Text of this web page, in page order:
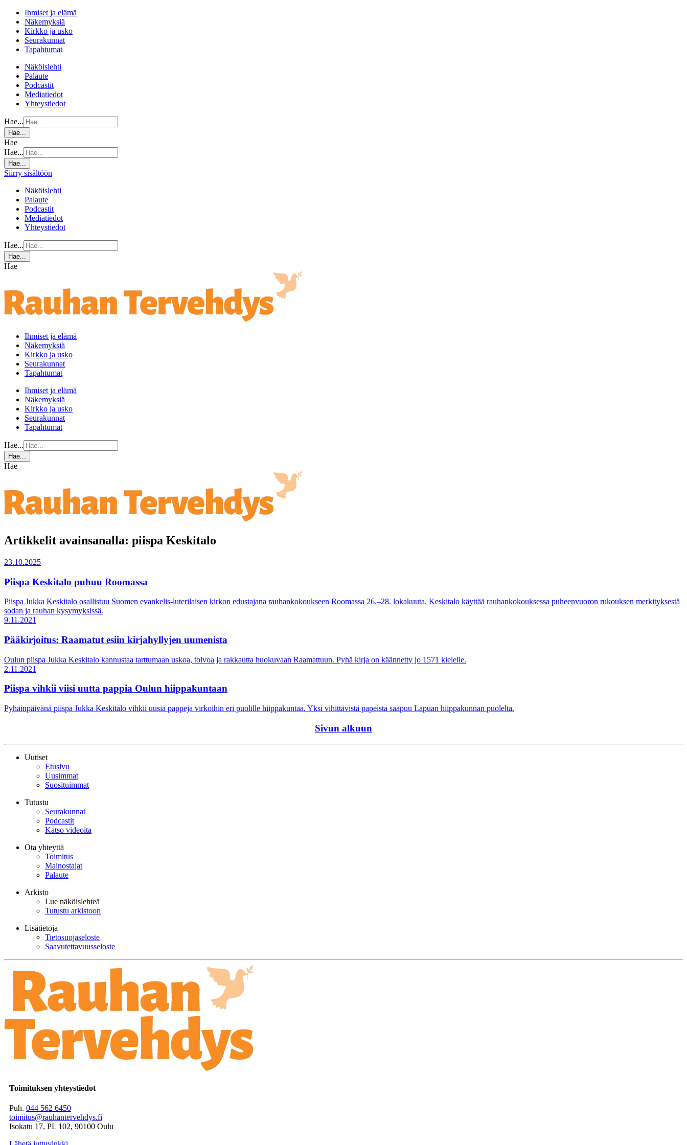
Ihmiset ja elämä
Näkemyksiä
Kirkko ja usko
Seurakunnat
Tapahtumat
Näköislehti
Palaute
Podcastit
Mediatiedot
Yhteystiedot
Hae...
Hae...
Hae
Hae...
Hae...
Siirry sisältöön
Näköislehti
Palaute
Podcastit
Mediatiedot
Yhteystiedot
Hae...
Hae...
Hae
Ihmiset ja elämä
Näkemyksiä
Kirkko ja usko
Seurakunnat
Tapahtumat
Ihmiset ja elämä
Näkemyksiä
Kirkko ja usko
Seurakunnat
Tapahtumat
Hae...
Hae...
Hae
Artikkelit avainsanalla: piispa Keskitalo
23.10.2025
Piispa Keskitalo puhuu Roomassa
Piispa Jukka Keskitalo osallistuu Suomen evankelis-luterilaisen kirkon edustajana rauhankokoukseen Roomassa 26.–28. lokakuuta. Keskitalo käyttää rauhankokouksessa puheenvuoron rukouksen merkityksestä
sodan ja rauhan kysymyksissä.
9.11.2021
Pääkirjoitus: Raamatut esiin kirjahyllyjen uumenista
Oulun piispa Jukka Keskitalo kannustaa tarttumaan uskoa, toivoa ja rakkautta huokuvaan Raamattuun. Pyhä kirja on käännetty jo 1571 kielelle.
2.11.2021
Piispa vihkii viisi uutta pappia Oulun hiippakuntaan
Pyhäinpäivänä piispa Jukka Keskitalo vihkii uusia pappeja virkoihin eri puolille hiippakuntaa. Yksi vihittävistä papeista saapuu Lapuan hiippakunnan puolelta.
Sivun alkuun
Uutiset
Etusivu
Uusimmat
Suosituimmat
Tutustu
Seurakunnat
Podcastit
Katso videoita
Ota yhteyttä
Toimitus
Mainostajat
Palaute
Arkisto
Lue näköislehteä
Tutustu arkistoon
Lisätietoja
Tietosuojaseloste
Saavutettavuusseloste
Toimituksen yhteystiedot
Puh. 044 562 6450
toimitus@rauhantervehdys.fi
Isokatu 17, PL 102, 90100 Oulu